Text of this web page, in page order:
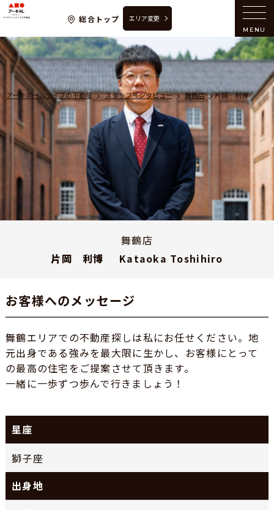
アーキホームライフの不動産
総合トップ エリア変更
MENU
アーキホームライフの不動産 スタッフインタビュー 舞鶴店 片岡 利博
舞鶴店
片岡 利博
Kataoka Toshihiro
お客様へのメッセージ
舞鶴エリアでの不動産探しは私にお任せください。地
元出身である強みを最大限に生かし、お客様にとって
の最高の住宅をご提案させて頂きます。
一緒に一歩ずつ歩んで行きましょう！
星座
獅子座
出身地